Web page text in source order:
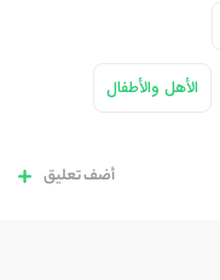
الأهل والأطفال
أضف تعليق